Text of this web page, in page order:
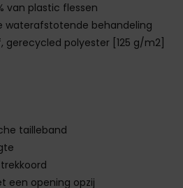
van plastic flessen
waterafstotende behandeling
gerecycled polyester [125 g/m2]
tailleband
een opening opzij